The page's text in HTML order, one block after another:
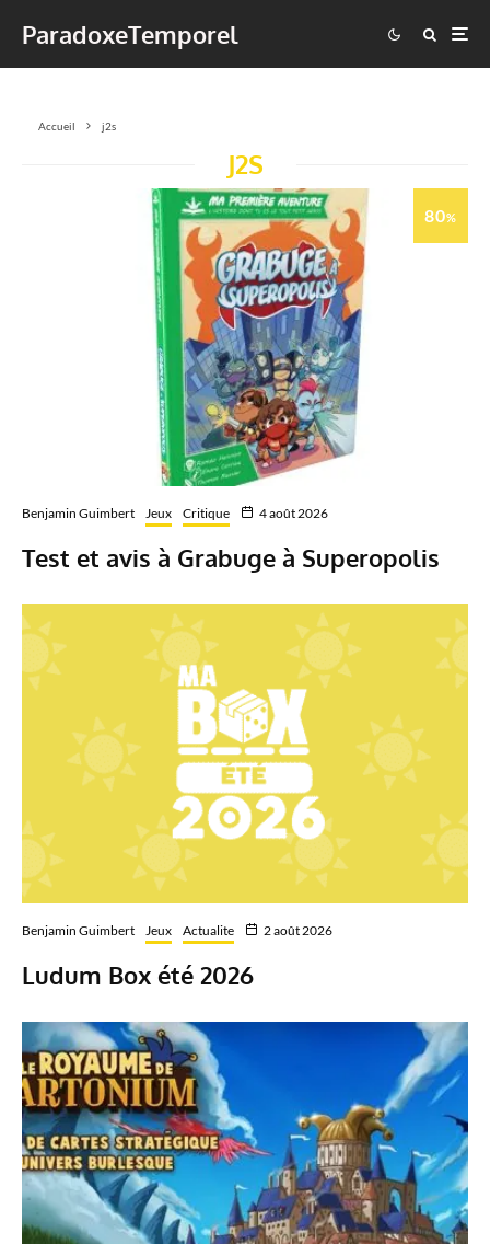
ParadoxeTemporel
Accueil j2s
J2S
80%
Benjamin Guimbert Jeux Critique 4 août 2026
Test et avis à Grabuge à Superopolis
Benjamin Guimbert Jeux Actualite 2 août 2026
Ludum Box été 2026